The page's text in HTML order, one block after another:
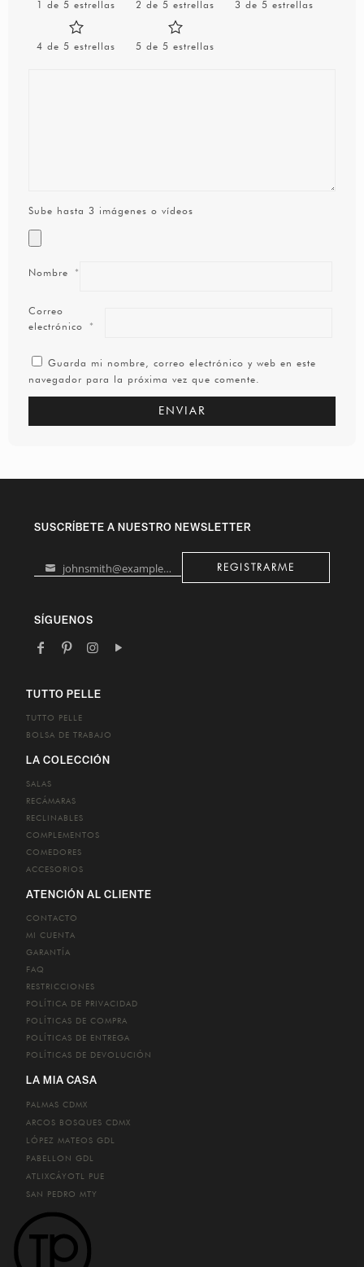
1 de 5 estrellas 2 de 5 estrellas 3 de 5 estrellas
4 de 5 estrellas 5 de 5 estrellas
Sube hasta 3 imágenes o vídeos
Nombre *
Correo
electrónico *
Guarda mi nombre, correo electrónico y web en este
navegador para la próxima vez que comente.
SUSCRÍBETE A NUESTRO NEWSLETTER
Your johnsmith@example.com REGISTRARME
SÍGUENOS
TUTTO PELLE
TUTTO PELLE
BOLSA DE TRABAJO
LA COLECCIÓN
SALAS
RECÁMARAS
RECLINABLES
COMPLEMENTOS
COMEDORES
ACCESORIOS
ATENCIÓN AL CLIENTE
CONTACTO
MI CUENTA
GARANTÍA
FAQ
RESTRICCIONES
POLÍTICA DE PRIVACIDAD
POLÍTICAS DE COMPRA
POLÍTICAS DE ENTREGA
POLÍTICAS DE DEVOLUCIÓN
LA MIA CASA
PALMAS CDMX
ARCOS BOSQUES CDMX
LÓPEZ MATEOS GDL
PABELLON GDL
ATLIXCÁYOTL PUE
SAN PEDRO MTY